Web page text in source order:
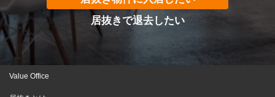
居抜きで退去したい
Value Office